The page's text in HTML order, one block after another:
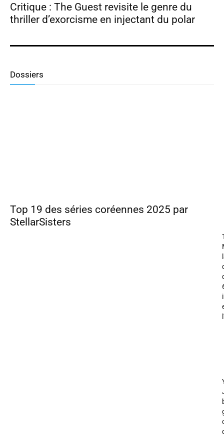
Critique : The Guest revisite le genre du
thriller d’exorcisme en injectant du polar
Dossiers
Top 19 des séries coréennes 2025 par
StellarSisters